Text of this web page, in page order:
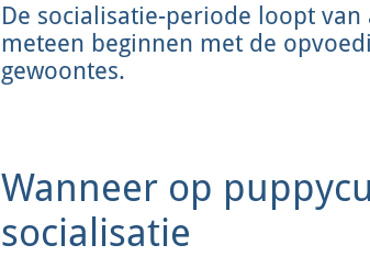
De socialisatie-periode loopt
meteen beginnen met de
gewoontes.
Wanneer op
socialisatie